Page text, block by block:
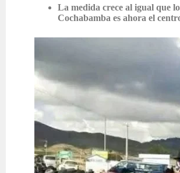
La medida crece al igual que
Cochabamba es ahora el